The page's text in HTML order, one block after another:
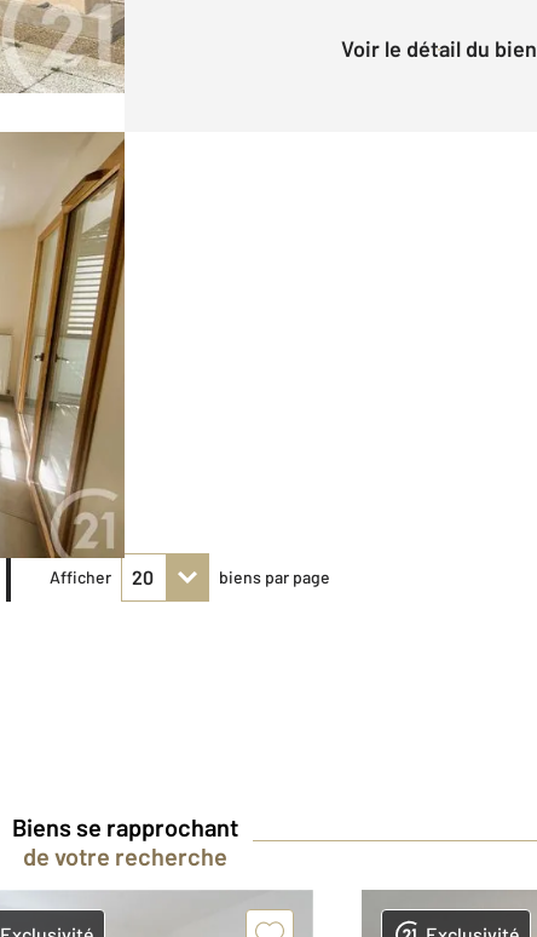
Voir le détail du bien
Afficher biens par page
Biens se rapprochant
de votre recherche